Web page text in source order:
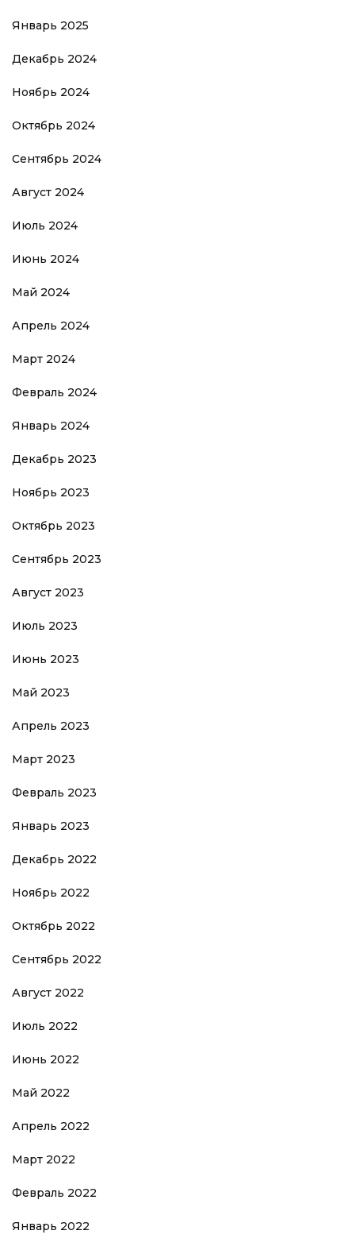
Январь 2025
Декабрь 2024
Ноябрь 2024
Октябрь 2024
Сентябрь 2024
Август 2024
Июль 2024
Июнь 2024
Май 2024
Апрель 2024
Март 2024
Февраль 2024
Январь 2024
Декабрь 2023
Ноябрь 2023
Октябрь 2023
Сентябрь 2023
Август 2023
Июль 2023
Июнь 2023
Май 2023
Апрель 2023
Март 2023
Февраль 2023
Январь 2023
Декабрь 2022
Ноябрь 2022
Октябрь 2022
Сентябрь 2022
Август 2022
Июль 2022
Июнь 2022
Май 2022
Апрель 2022
Март 2022
Февраль 2022
Январь 2022